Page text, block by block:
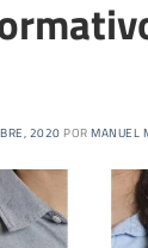
2020 POR MANUEL